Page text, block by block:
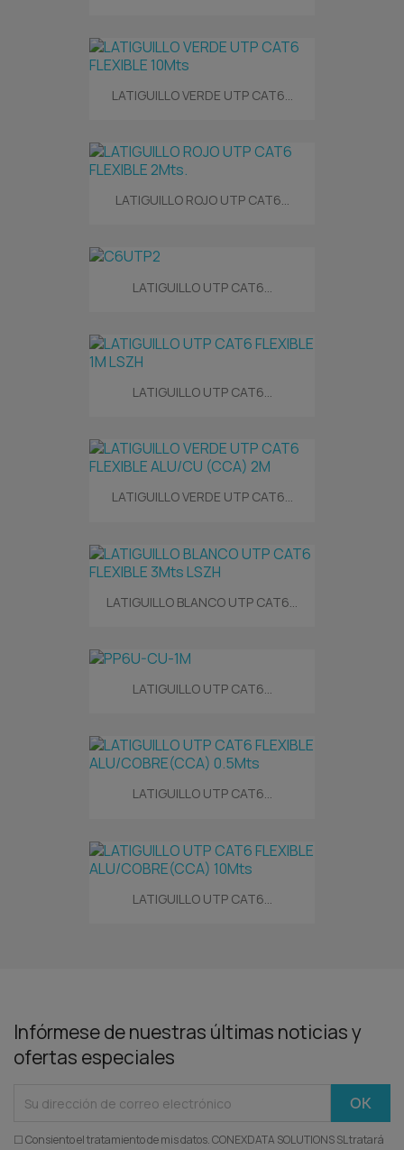
LATIGUILLO VERDE UTP CAT6...
LATIGUILLO ROJO UTP CAT6...
LATIGUILLO UTP CAT6...
LATIGUILLO UTP CAT6...
LATIGUILLO VERDE UTP CAT6...
LATIGUILLO BLANCO UTP CAT6...
LATIGUILLO UTP CAT6...
LATIGUILLO UTP CAT6...
LATIGUILLO UTP CAT6...
Infórmese de nuestras últimas noticias y
ofertas especiales
☐ Consiento el tratamiento de mis datos. CONEXDATA SOLUTIONS SL tratará